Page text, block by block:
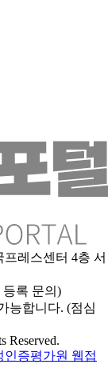
레스센터 4층 서
등록 문의)
능합니다. (점심
Reserved.